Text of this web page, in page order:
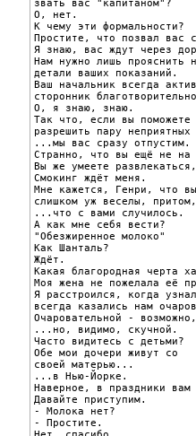
звать вас "капитаном"?
О, нет.
К чему эти формальности?
Простите, что позвал вас
Я знаю, вас ждут через
Нам нужно лишь прояснить
детали ваших показаний.
Ваш начальник всегда
сторонник
О, я знаю, знаю.
Так что, если вы поможете
разрешить пару
...мы вас сразу отпустим.
Странно, что вы ещё не на
Вы же умеете
Смокинг ждёт меня.
Мне кажется, Генри, что вы
слишком уж веселы,
...что с вами случилось.
А как мне себя вести?
"Обезжиренное молоко"
Как Шанталь?
Ждёт.
Какая благородная черта
Моя жена не пожелала её
Я расстроился, когда
всегда казались нам
Очаровательной -
...но, видимо, скучной.
Часто видитесь с детьми?
Обе мои дочери живут со
своей матерью...
...в Нью-Йорке.
Наверное, в праздники вам
Давайте приступим.
- Молока нет?
- Простите.